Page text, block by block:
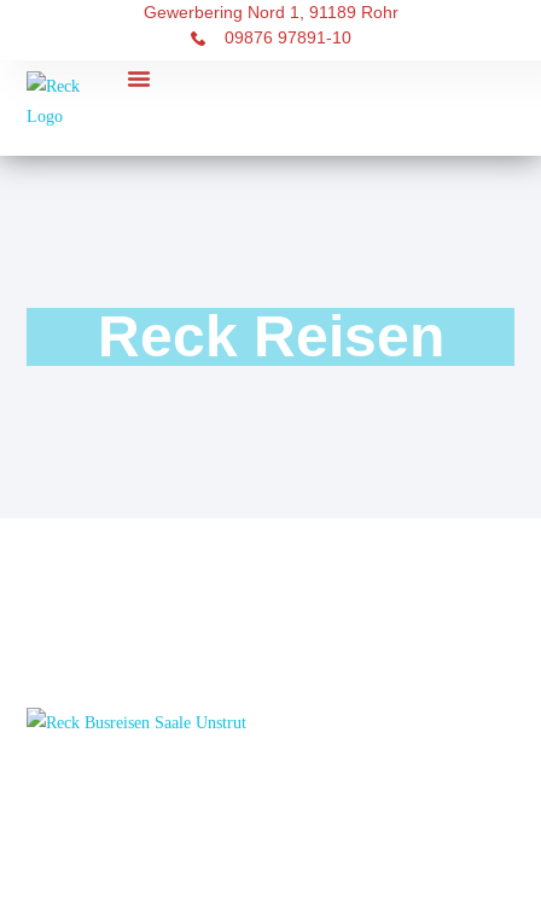
Gewerbering Nord 1, 91189 Rohr
09876 97891-10
Reck Reisen